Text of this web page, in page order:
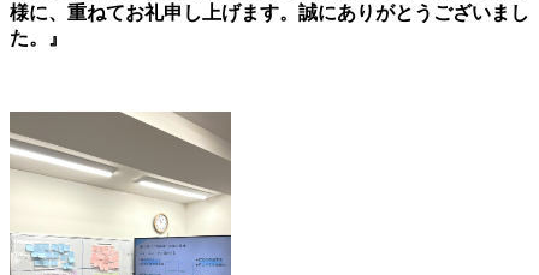
様に、重ねてお礼申し上げます。誠にありがとうございまし
た。』